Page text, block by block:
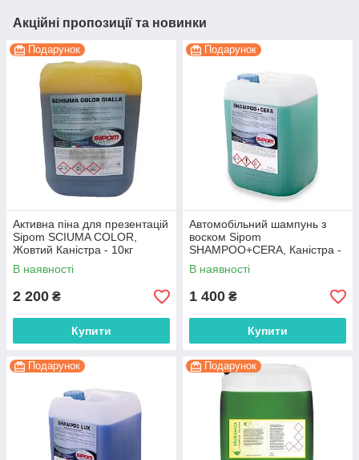
Акційні пропозиції та новинки
Подарунок
Активна піна для презентацій
Sipom SCIUMA COLOR,
Жовтий Каністра - 10кг
В наявності
2 200 ₴
Купити
Подарунок
Автомобільний шампунь з
воском Sipom
SHAMPOO+CERA, Каністра -
10кг
В наявності
1 400 ₴
Купити
Подарунок Подарунок